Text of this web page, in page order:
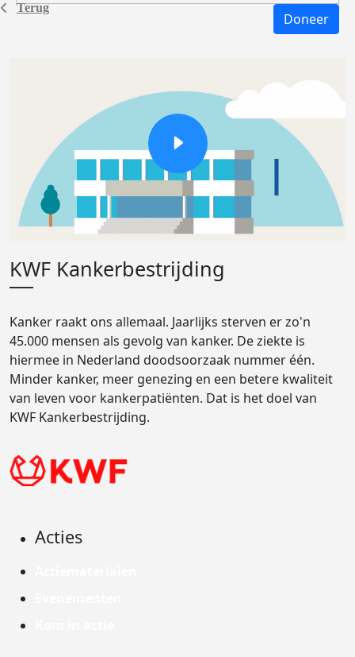
Terug
Doneer
KWF Kankerbestrijding
Kanker raakt ons allemaal. Jaarlijks sterven er zo'n
45.000 mensen als gevolg van kanker. De ziekte is
hiermee in Nederland doodsoorzaak nummer één.
Minder kanker, meer genezing en een betere kwaliteit
van leven voor kankerpatiënten. Dat is het doel van
KWF Kankerbestrijding.
Acties